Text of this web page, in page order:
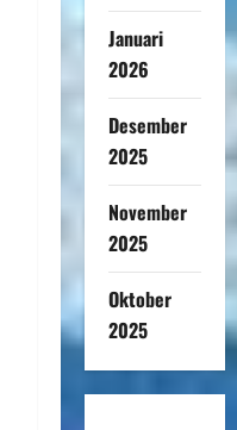
Januari
2026
Desember
2025
November
2025
Oktober
2025